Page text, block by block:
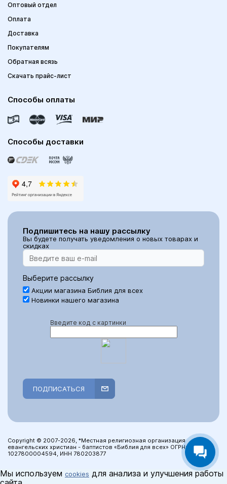
Оптовый отдел
Оплата
Доставка
Покупателям
Обратная всязь
Скачать прайс-лист
Способы оплаты
Способы доставки
Подпишитесь на нашу рассылку
Вы будете получать уведомления о новых товарах и
скидках
Выберите рассылку
Акции магазина Библия для всех
Новинки нашего магазина
Введите код с картинки
ПОДПИСАТЬСЯ
Copyright © 2007-2026, *Местная религиозная организация
евангельских христиан - баптистов «Библия для всех» ОГРН:
1027800004594, ИНН 780203877
Мы используем cookies для анализа и улучшения работы